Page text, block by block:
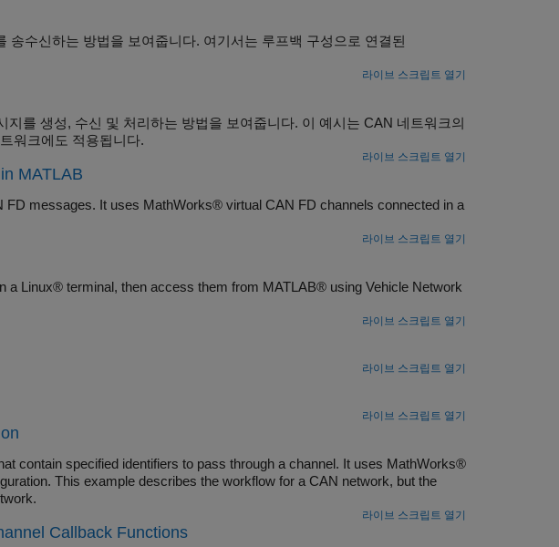
송수신하는 방법을 보여줍니다. 여기서는 루프백 구성으로 연결된
라이브 스크립트 열기
를 생성, 수신 및 처리하는 방법을 보여줍니다. 이 예시는 CAN 네트워크의
워크에도 적용됩니다.
라이브 스크립트 열기
MATLAB
messages. It uses MathWorks® virtual CAN FD channels connected in a
라이브 스크립트 열기
a Linux® terminal, then access them from MATLAB® using Vehicle Network
라이브 스크립트 열기
라이브 스크립트 열기
라이브 스크립트 열기
contain specified identifiers to pass through a channel. It uses MathWorks®
This example describes the workflow for a CAN network, but the
라이브 스크립트 열기
Callback Functions